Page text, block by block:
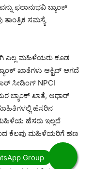
ಫಲಾನುಭವಿ ಬ್ಯಾಂಕ್
ಸಮಸ್ಯೆ
ಎಲ್ಲ ಮಹಿಳೆಯರು ಕೂಡ
ಖಾತೆಗಳು ಆಕ್ಟಿವ್ ಆಗದೆ
ಸೀಡಿಂಗ್ NPCI
ಬ್ಯಾಂಕ್ ಖಾತೆ, ಆಧಾರ್
ಹೆಸರಿನ
ಮಹಿಳೆಯ ಹೆಸರು ಇಲ್ಲದೆ
ಕೆಲವು ಮಹಿಳೆಯರಿಗೆ ಹಣ